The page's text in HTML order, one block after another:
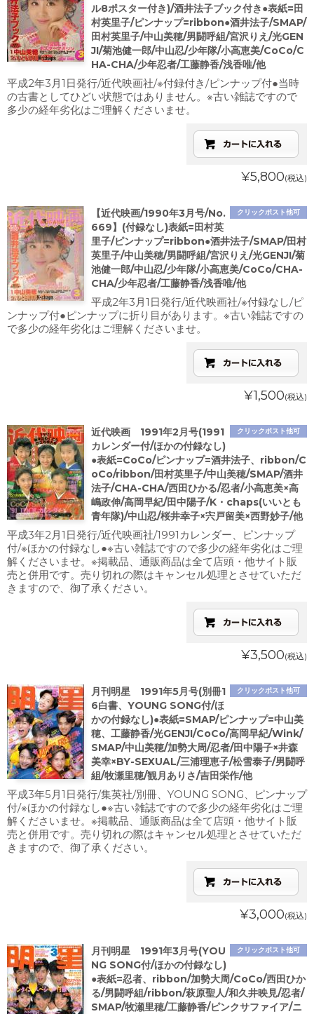
ル8ポスター付き)/酒井法子ブック付き●表紙=田
村英里子/ピンナップ=ribbon●酒井法子/SMAP/
田村英里子/中山美穂/男闘呼組/宮沢りえ/光GEN
JI/菊池健一郎/中山忍/少年隊/小高恵美/CoCo/C
HA-CHA/少年忍者/工藤静香/浅香唯/他
平成2年3月1日発行/近代映画社/※付録付き/ピンナップ付●当時
の古書としてひどい状態ではありません。※古い雑誌ですので
多少の経年劣化はご理解くださいませ。
¥5,800(税込)
クリックポスト他可
【近代映画/1990年3月号/No.
669】(付録なし)表紙=田村英
里子/ピンナップ=ribbon●酒井法子/SMAP/田村
英里子/中山美穂/男闘呼組/宮沢りえ/光GENJI/菊
池健一郎/中山忍/少年隊/小高恵美/CoCo/CHA-
CHA/少年忍者/工藤静香/浅香唯/他
平成2年3月1日発行/近代映画社/※付録なし/ピ
ンナップ付●ピンナップに折り目があります。※古い雑誌ですの
で多少の経年劣化はご理解くださいませ。
¥1,500(税込)
クリックポスト他可
近代映画 1991年2月号(1991
カレンダー付/ほかの付録なし)
●表紙=CoCo/ピンナップ=酒井法子、ribbon/C
oCo/ribbon/田村英里子/中山美穂/SMAP/酒井
法子/CHA-CHA/西田ひかる/忍者/小高恵美×高
嶋政伸/高岡早紀/田中陽子/K・chaps(いいとも
青年隊)/中山忍/桜井幸子×宍戸留美×西野妙子/他
平成3年2月1日発行/近代映画社/1991カレンダー、ピンナップ
付/※ほかの付録なし●※古い雑誌ですので多少の経年劣化はご理
解くださいませ。※掲載品、通販商品は全て店頭・他サイト販
売と併用です。売り切れの際はキャンセル処理とさせていただ
きますので、御了承ください。
¥3,500(税込)
クリックポスト他可
月刊明星 1991年5月号(別冊1
6白書、YOUNG SONG付/ほ
かの付録なし)●表紙=SMAP/ピンナップ=中山美
穂、工藤静香/光GENJI/CoCo/高岡早紀/Wink/
SMAP/中山美穂/加勢大周/忍者/田中陽子×井森
美幸×BY-SEXUAL/三浦理恵子/松雪泰子/男闘呼
組/牧瀬里穂/観月ありさ/吉田栄作/他
平成3年5月1日発行/集英社/別冊、YOUNG SONG、ピンナップ
付/※ほかの付録なし●※古い雑誌ですので多少の経年劣化はご理
解くださいませ。※掲載品、通販商品は全て店頭・他サイト販
売と併用です。売り切れの際はキャンセル処理とさせていただ
きますので、御了承ください。
¥3,000(税込)
クリックポスト他可
月刊明星 1991年3月号(YOU
NG SONG付/ほかの付録なし)
●表紙=忍者、ribbon/加勢大周/CoCo/西田ひか
る/男闘呼組/ribbon/萩原聖人/和久井映見/忍者/
SMAP/牧瀬里穂/工藤静香/ピンクサファイア/ニ